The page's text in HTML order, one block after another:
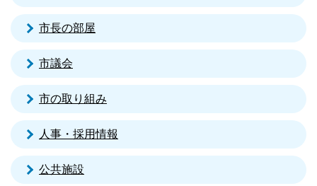
市長の部屋
市議会
市の取り組み
人事・採用情報
公共施設